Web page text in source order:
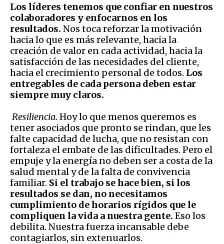
Los líderes tenemos que confiar en nuestros
colaboradores y enfocarnos en los
resultados. Nos toca reforzar la motivación
hacia lo que es más relevante, hacia la
creación de valor en cada actividad, hacia la
satisfacción de las necesidades del cliente,
hacia el crecimiento personal de todos. Los
entregables de cada persona deben estar
siempre muy claros.
Resiliencia. Hoy lo que menos queremos es
tener asociados que pronto se rindan, que les
falte capacidad de lucha, que no resistan con
fortaleza el embate de las dificultades. Pero el
empuje y la energía no deben ser a costa de la
salud mental y de la falta de convivencia
familiar. Si el trabajo se hace bien, si los
resultados se dan, no necesitamos
cumplimiento de horarios rígidos que le
compliquen la vida a nuestra gente. Eso los
debilita. Nuestra fuerza incansable debe
contagiarlos, sin extenuarlos.